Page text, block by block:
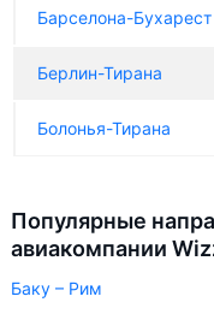
Барселона-Бухарест
Берлин-Тирана
Болонья-Тирана
Популярные
авиакомпании
Баку – Рим